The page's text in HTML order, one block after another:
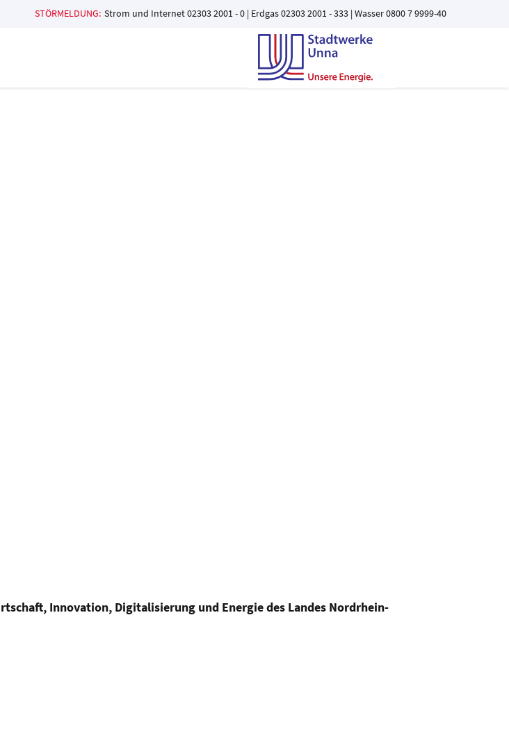
STÖRMELDUNG: Strom und Internet02303 2001 - 0 | Erdgas02303 2001 - 333 | Wasser0800 7 9999-40
Innovation, Digitalisierung und Energie des Landes Nordrhein-